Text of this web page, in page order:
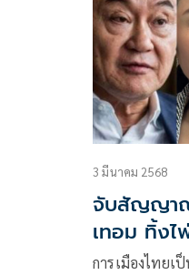
3 มีนาคม 2568
จับสัญญา
เทอม ทิ้งไ
การเมืองไทยเ